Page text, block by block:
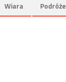
Wiara Podróże